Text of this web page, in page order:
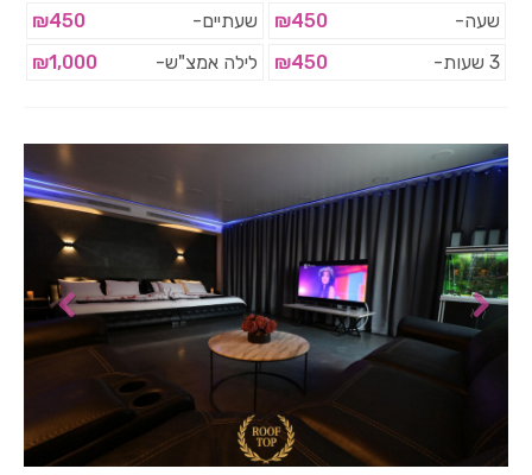
שעה- ₪450 שעתיים-
₪450
3 שעות-
₪450 לילה אמצ"ש- ₪1,000